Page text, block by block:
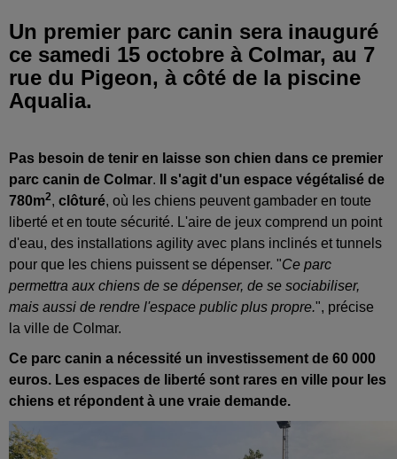
Un premier parc canin sera inauguré
ce samedi 15 octobre à Colmar, au 7
rue du Pigeon, à côté de la piscine
Aqualia.
Pas besoin de tenir en laisse son chien dans ce premier
parc canin de Colmar.
Il s'agit d'un espace végétalisé de
780m2, clôturé, où les chiens peuvent gambader en toute
liberté et en toute sécurité. L'aire de jeux comprend un point
d'eau, des installations agility avec plans inclinés et tunnels
pour que les chiens puissent se dépenser. "Ce parc
permettra aux chiens de se dépenser, de se sociabiliser,
mais aussi de rendre l'espace public plus propre.", précise
la ville de Colmar.
Ce parc canin a nécessité un investissement de 60 000
euros. Les espaces de liberté sont rares en ville pour les
chiens et répondent à une vraie demande.